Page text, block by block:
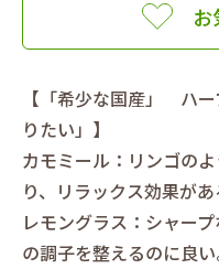
【「希少な国産」 ハ
りたい」】
カモミール：リンゴの
り、リラックス効果
レモングラス：シャー
の調子を整えるのに良い